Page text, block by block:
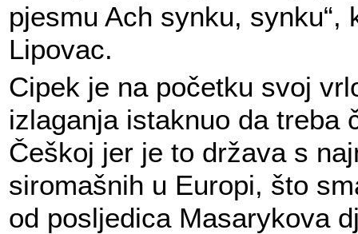
pjesmu Ach synku, synku“,
Lipovac.
Cipek je na početku svoj
izlaganja istaknuo da treba
Češkoj jer je to država s
siromašnih u Europi, što
od posljedica Masarykova